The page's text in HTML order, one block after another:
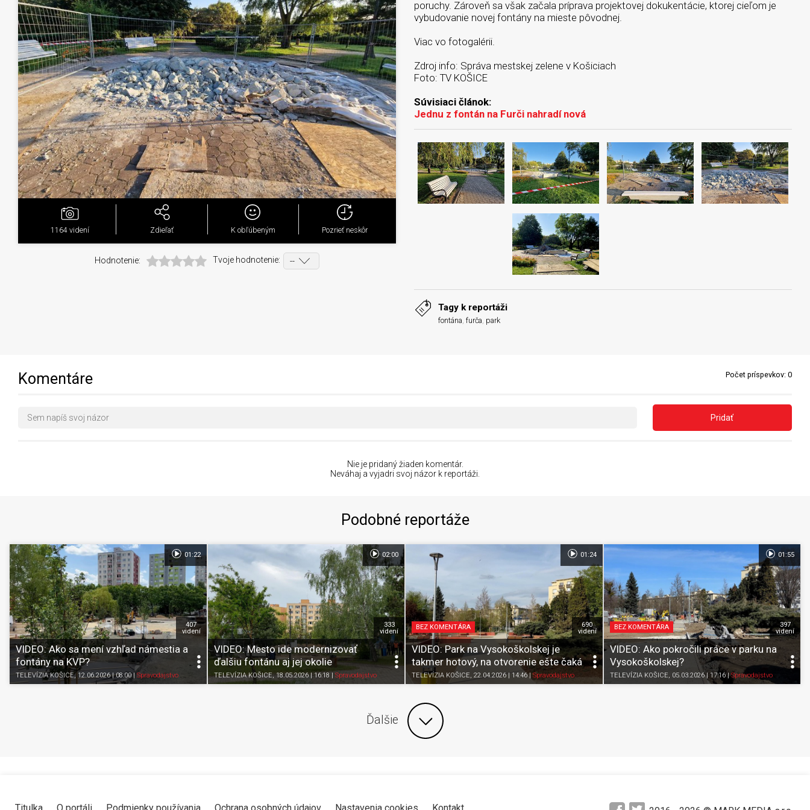
1164 videní Zdieľať K obľúbeným Pozrieť neskôr
Hodnotenie: Tvoje hodnotenie:
poruchy. Zároveň sa však začala príprava projektovej dokukentácie, ktorej cieľom je
vybudovanie novej fontány na mieste pôvodnej.
Viac vo fotogalérii.
Zdroj info: Správa mestskej zelene v Košiciach
Foto: TV KOŠICE
Súvisiaci článok:
Jednu z fontán na Furči nahradí nová
Tagy k reportáži
fontána, furča, park
Komentáre Počet príspevkov: 0
Pridať
Nie je pridaný žiaden komentár.
Neváhaj a vyjadri svoj názor k reportáži.
Podobné reportáže
VIDEO: Ako sa mení vzhľad námestia a
fontány na KVP?
TELEVÍZIA KOŠICE, 12.06.2026 | 08:00| Spravodajstvo Pozrieť neskôr
K obľúbeným
Zdieľať
407
videní
01:22
VIDEO: Mesto ide modernizovať
ďalšiu fontánu aj jej okolie
TELEVÍZIA KOŠICE, 18.05.2026 | 16:18 Spravodajstvo Pozrieť neskôr
K obľúbeným
Zdieľať
333
videní
02:00
BEZ KOMENTÁRA
VIDEO: Park na Vysokoškolskej je
takmer hotový, na otvorenie ešte čaká
TELEVÍZIA KOŠICE, 22.04.2026 | 14:46| Spravodajstvo Pozrieť neskôr
K obľúbeným
Zdieľať
690
videní
01:24
BEZ KOMENTÁRA
VIDEO: Ako pokročili práce v parku na
Vysokoškolskej?
TELEVÍZIA KOŠICE, 05.03.2026 | 17:16|Spravodajstvo
397
videní
01:55
Ďalšie